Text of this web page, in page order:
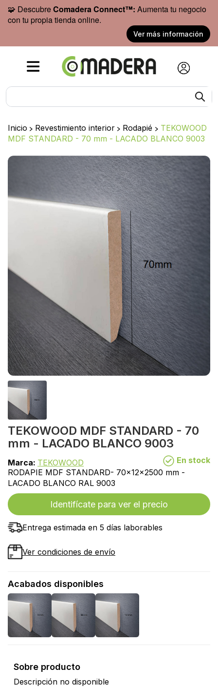
🧩 DescubreComadera Connect™: Aumenta tu negocio
con tu propia tienda online.
Ver más información
Inicio > Revestimiento interior > Rodapié > TEKOWOOD
MDF STANDARD - 70 mm - LACADO BLANCO 9003
TEKOWOOD MDF STANDARD - 70
mm - LACADO BLANCO 9003
Marca: TEKOWOOD
En stock
RODAPIE MDF STANDARD- 70x12x2500 mm -
LACADO BLANCO RAL 9003
Identifícate para ver el precio
Entrega estimada en 5 días laborables
Ver condiciones de envío
Acabados disponibles
Sobre producto
Descripción no disponible